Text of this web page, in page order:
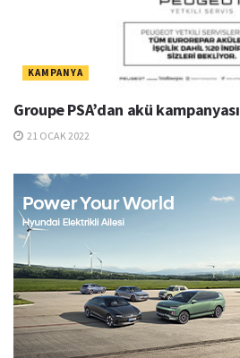
KAMPANYA
Groupe PSA’dan akü kampanyası
21 OCAK 2022